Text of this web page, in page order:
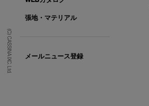
(C) CASSINA IXC. Ltd.
張地・マテリアル
メールニュース登録